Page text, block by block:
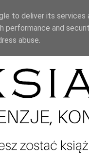
to deliver its
performance and
abuse.